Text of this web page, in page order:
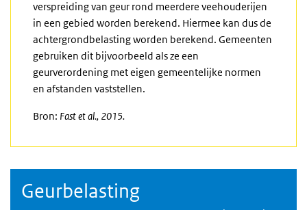
verspreiding van geur rond meerdere veehouderijen
in een gebied worden berekend. Hiermee kan dus de
achtergrondbelasting worden berekend. Gemeenten
gebruiken dit bijvoorbeeld als ze een
geurverordening met eigen gemeentelijke normen
en afstanden vaststellen.
Bron: Fastet al., 2015.
Geurbelasting